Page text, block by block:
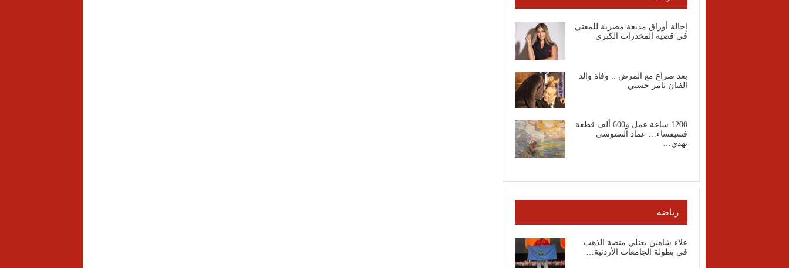
إحالة أوراق مذيعة مصرية للمفتي
في قضية المخدرات الكبرى
بعد صراع مع المرض .. وفاة والد
الفنان تامر حسني
1200 ساعة عمل و600 ألف قطعة
فسيفساء… عماد السنوسي
يهدي…
رياضة
علاء شاهين يعتلي منصة الذهب
في بطولة الجامعات الأردنية…